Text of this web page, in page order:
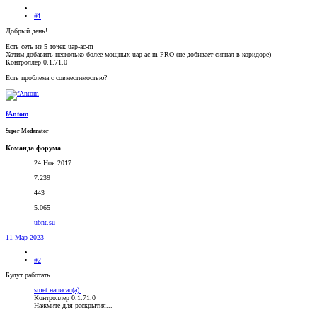
#1
Добрый день!
Есть сеть из 5 точек uap-ac-m
Хотим добавить несколько более мощных uap-ac-m PRO (не добивает сигнал в коридоре)
Контроллер 0.1.71.0
Есть проблема с совместимостью?
fAntom
Super Moderator
Команда форума
24 Ноя 2017
7.239
443
5.065
ubnt.su
11 Мар 2023
#2
Будут работать.
smet написал(а):
Контроллер 0.1.71.0
Нажмите для раскрытия...